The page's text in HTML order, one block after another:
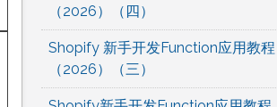
（2026）（四）
Shopify 新手开发Function应用教程
（2026）（三）